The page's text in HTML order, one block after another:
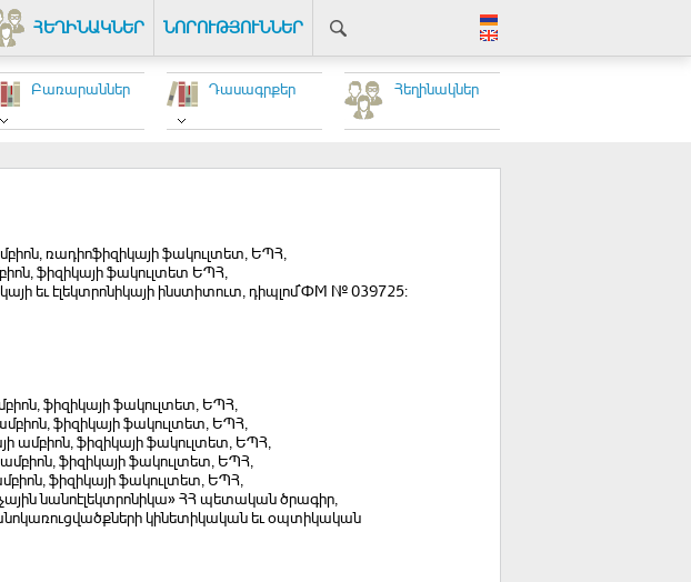
ՀԵՂԻՆԱԿՆԵՐ ՆՈՐՈՒԹՅՈՒՆՆԵՐ
Հեղինակներ
Դասագրքեր
Բառարաններ
ռադիոֆիզիկայի ֆակուլտետ, ԵՊՀ,
ֆիզիկայի ֆակուլտետ ԵՊՀ,
եւ էլեկտրոնիկայի ինստիտուտ, դիպլոմ`ФМ № 039725:
ֆիզիկայի ֆակուլտետ, ԵՊՀ,
ֆիզիկայի ֆակուլտետ, ԵՊՀ,
ամբիոն, ֆիզիկայի ֆակուլտետ, ԵՊՀ,
ֆիզիկայի ֆակուլտետ, ԵՊՀ,
ֆիզիկայի ֆակուլտետ, ԵՊՀ,
նանոէլեկտրոնիկա» ՀՀ պետական ծրագիր,
կինետիկական եւ օպտիկական